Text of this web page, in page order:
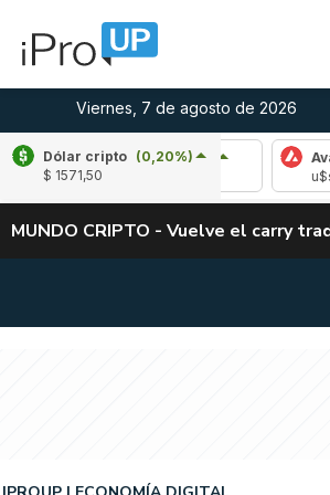
Viernes, 7 de agosto de 2026
Dólar cripto (0,20%)
$ 1571,50
Cardano (4,88%)
u$s 0,20
Avalanche
MUNDO CRIPTO - Vuelve el carry